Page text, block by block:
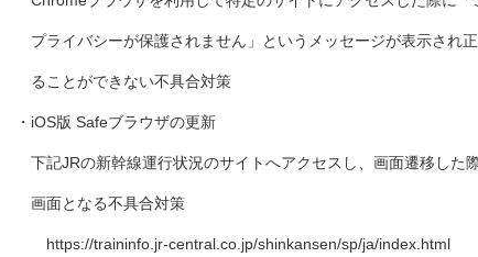
プライバシーが保護されません」というメッセージが表示され
ることができない不具合対策
・iOS版 Safeブラウザの更新
下記JRの新幹線運行状況のサイトへアクセスし、画面遷移した
画面となる不具合対策
https://traininfo.jr-central.co.jp/shinkansen/sp/ja/index.html